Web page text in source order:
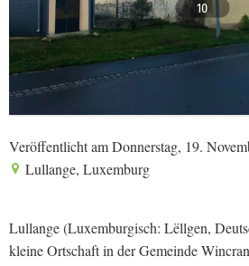
10
Veröffentlicht am Donnerstag, 19.
Lullange, Luxemburg
Lullange (Luxemburgisch: Lëllgen,
kleine Ortschaft in der Gemeinde